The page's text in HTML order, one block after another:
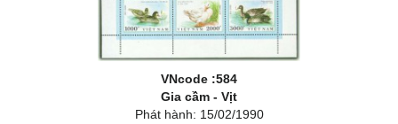
VNcode :584
Gia cầm - Vịt
Phát hành: 15/02/1990